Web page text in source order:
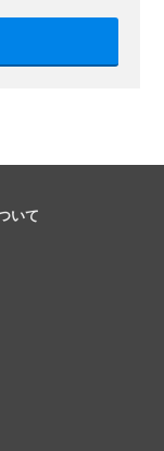
いて